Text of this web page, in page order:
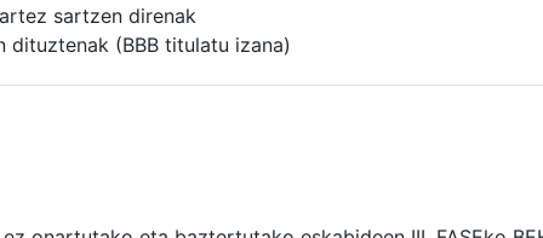
sartzen direnak
dituztenak (BBB titulatu izana)